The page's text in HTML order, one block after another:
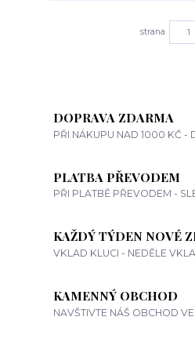
strana
DOPRAVA ZDARMA
PŘI NÁKUPU NAD 1000 KČ -
PLATBA PŘEVODEM
PŘI PLATBĚ PŘEVODEM -
KAŽDÝ TÝDEN NOVÉ
VKLAD KLUCI - NEDĚLE
KAMENNÝ OBCHOD
NAVŠTIVTE NÁŠ OBCHOD